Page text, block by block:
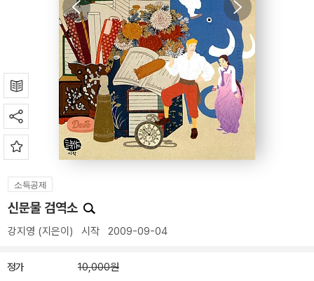
소득공제
신문물 검역소
강지영 (지은이) 시작 2009-09-04
정가 10,000원